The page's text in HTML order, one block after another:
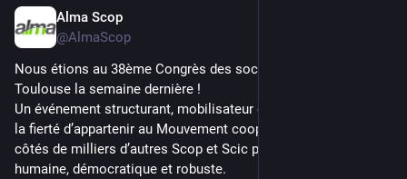
Alma Scop
@AlmaScop
Nous étions au 38ème Congrès des sociétés coopératives à
Toulouse la semaine dernière !
Un événement structurant, mobilisateur et joyeux qui renforce
la fierté d’appartenir au Mouvement coopératif et d’œuvrer aux
côtés de milliers d’autres Scop et Scic pour une économie
humaine, démocratique et robuste.